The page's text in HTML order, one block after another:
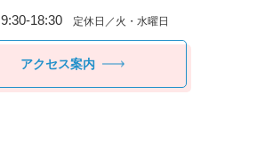
9:30-18:30定休日／火・水曜日
アクセス案内